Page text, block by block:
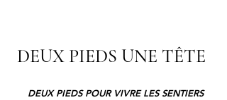
DEUX PIEDS UNE TÊTE
DEUX PIEDS POUR VIVRE LES SENTIERS